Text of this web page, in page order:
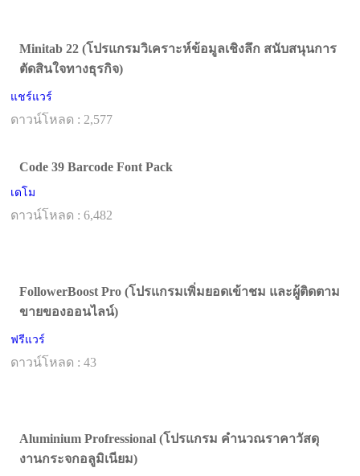
Minitab 22 (โปรแกรมวิเคราะห์ข้อมูลเชิงลึก สนับสนุนการ
ตัดสินใจทางธุรกิจ)
แชร์แวร์
ดาวน์โหลด : 2,577
Code 39 Barcode Font Pack
เดโม
ดาวน์โหลด : 6,482
FollowerBoost Pro (โปรแกรมเพิ่มยอดเข้าชม และผู้ติดตาม
ขายของออนไลน์)
ฟรีแวร์
ดาวน์โหลด : 43
Aluminium Profressional (โปรแกรม คำนวณราคาวัสดุ
งานกระจกอลูมิเนียม)